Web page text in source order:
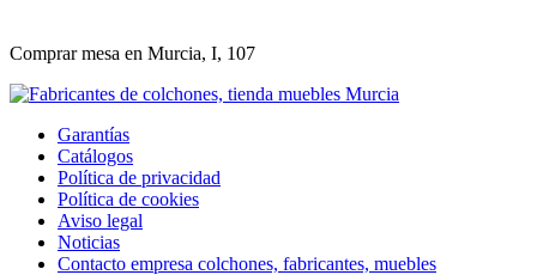
Comprar mesa en Murcia, I, 107
Garantías
Catálogos
Política de privacidad
Política de cookies
Aviso legal
Noticias
Contacto empresa colchones, fabricantes, muebles